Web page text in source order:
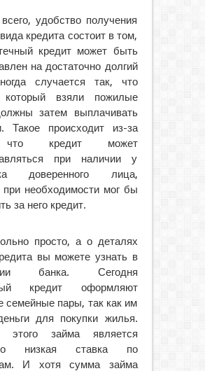
удобство получения
кредита состоит в том,
кредит может быть
на достаточно долгий
случается так, что
который взяли пожилые
затем выплачивать
Такое происходит из-за
что кредит может
при наличии у
доверенного лица,
при необходимости мог бы
за него кредит.
просто, а о деталях
вы можете узнать в
банка. Сегодня
кредит оформляют
семейные пары, так как им
для покупки жилья.
этого займа является
низкая ставка по
И хотя сумма займа